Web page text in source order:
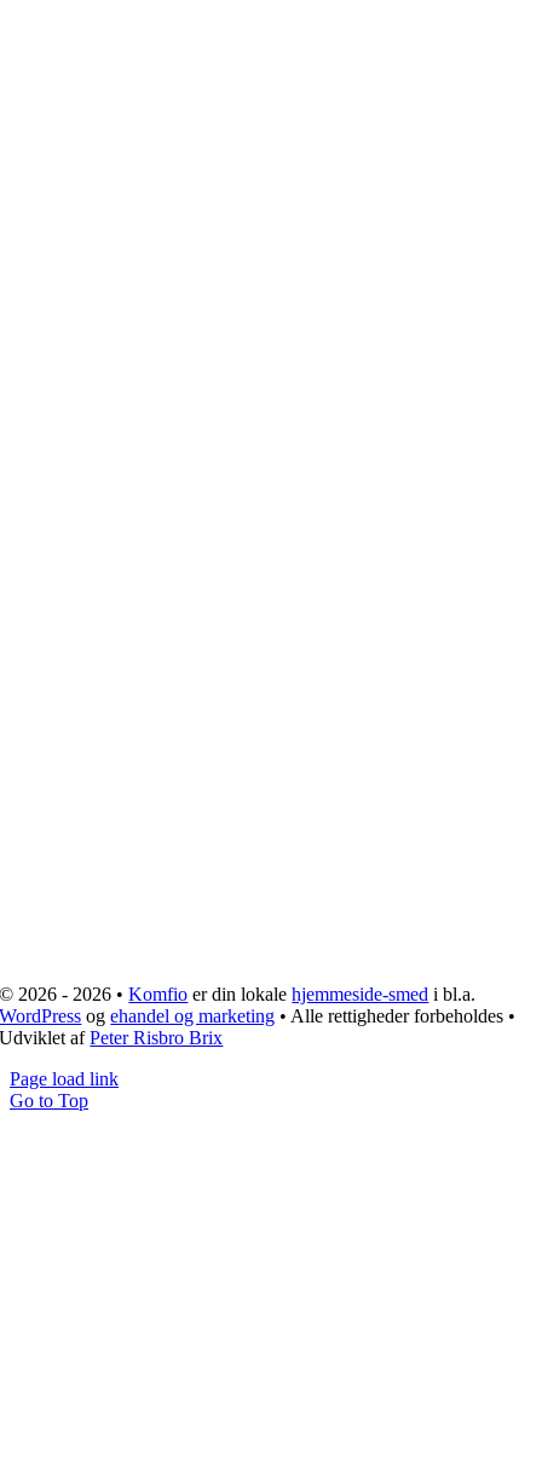
© 2026 - 2026 •Komfio er din lokalehjemmeside-smed i bl.a.
WordPress ogehandel og marketing • Alle rettigheder forbeholdes •
Udviklet afPeter Risbro Brix
Page load link
Go to Top